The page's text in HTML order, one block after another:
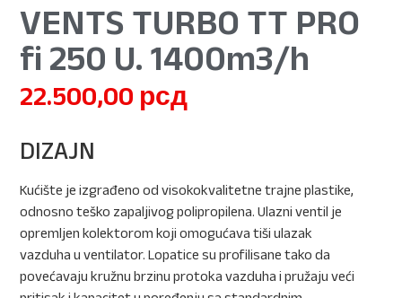
VENTS TURBO TT PRO
fi 250 U. 1400m3/h
22.500,00 рсд
DIZAJN
Kućište je izgrađeno od visokokvalitetne trajne plastike,
odnosno teško zapaljivog polipropilena. Ulazni ventil je
opremljen kolektorom koji omogućava tiši ulazak
vazduha u ventilator. Lopatice su profilisane tako da
povećavaju kružnu brzinu protoka vazduha i pružaju veći